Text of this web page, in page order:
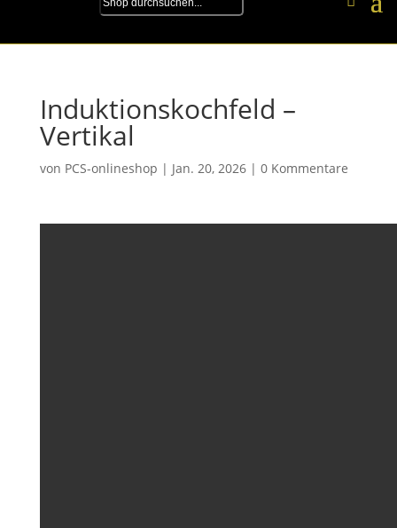
Induktionskochfeld –
Vertikal
von PCS-onlineshop | Jan. 20, 2026| 0 Kommentare